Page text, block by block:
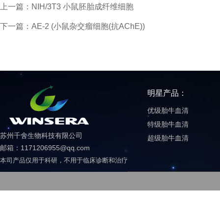
上一篇：NIH/3T3 小鼠胚胎成纤维细胞
下一篇：AE-2 (小鼠杂交瘤细胞(抗AChE))
苏州千舍生物科技有限公司
邮箱：1171206955@qq.com
本司产品仅用于科研，不用于临床诊断和治疗
明星产品：
优级胎牛血清
特级胎牛血清
超级胎牛血清